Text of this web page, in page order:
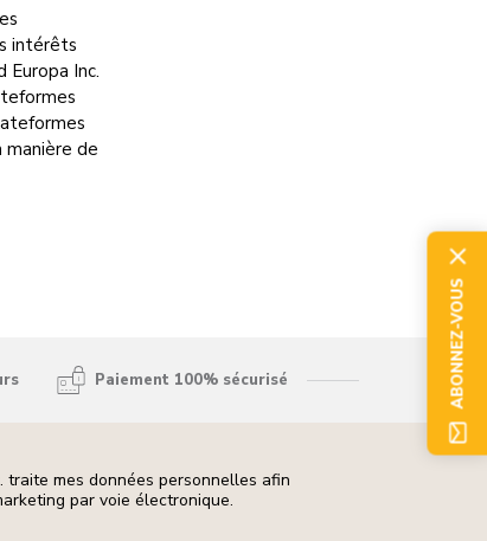
intérêts
Inc.
de
Paiement 100% sécurisé
traite mes données personnelles afin
par voie électronique.
ABONNEZ-VOUS